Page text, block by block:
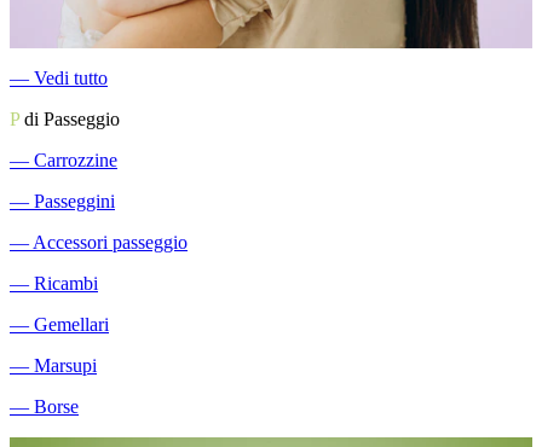
― Vedi tutto
Pdi Passeggio
― Carrozzine
― Passeggini
― Accessori passeggio
― Ricambi
― Gemellari
― Marsupi
― Borse